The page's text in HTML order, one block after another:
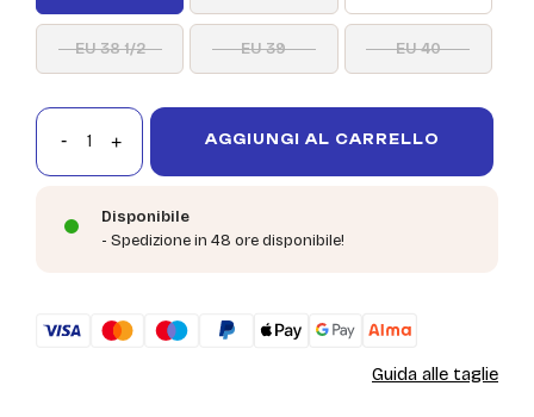
EU 38 1/2 EU 39 EU 40
AGGIUNGI AL CARRELLO
Disponibile
- Spedizione in 48 ore disponibile!
Guida alle taglie